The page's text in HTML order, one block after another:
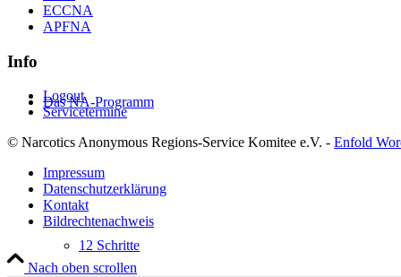
Das NA-Programm
12 Schritte
ECCNA
APFNA
Info
Logout
Servicetermine
© Narcotics Anonymous Regions-Service Komitee e.V. - Enfold
Impressum
Datenschutzerklärung
Kontakt
Bildrechtenachweis
Nach oben scrollen